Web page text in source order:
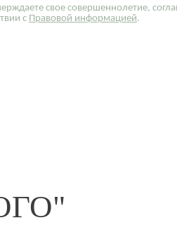
свое совершеннолетие,
с Правовой информацией.